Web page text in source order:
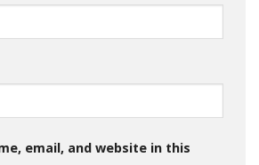
email, and website in this